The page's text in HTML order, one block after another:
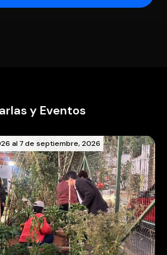
y Eventos
al 7 de septiembre, 2026